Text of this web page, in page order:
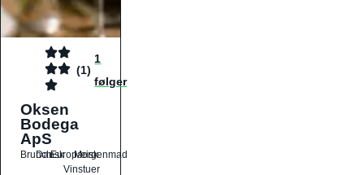
(1)
1
følger
Oksen
Bodega
ApS
Brunch
DanskEuropæiskMorgenmad
Vinstuer